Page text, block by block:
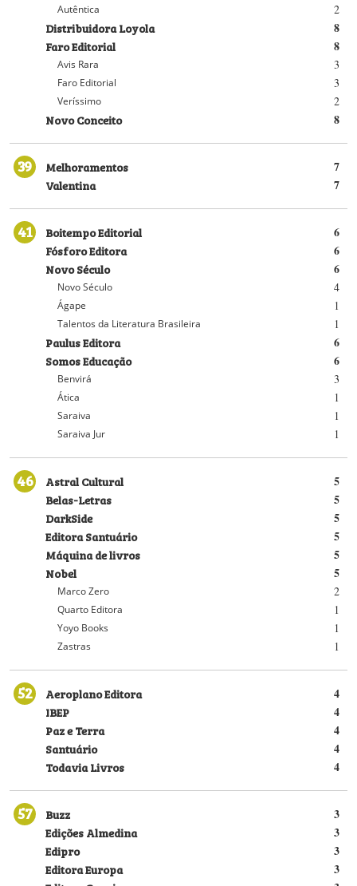
2
Autêntica
8
Distribuidora Loyola
8
Faro Editorial
3
Avis Rara
3
Faro Editorial
2
Veríssimo
8
Novo Conceito
39 7
Melhoramentos
7
Valentina
41 6
Boitempo Editorial
6
Fósforo Editora
6
Novo Século
4
Novo Século
1
Ágape
1
Talentos da Literatura Brasileira
6
Paulus Editora
6
Somos Educação
3
Benvirá
1
Ática
1
Saraiva
1
Saraiva Jur
46 5
Astral Cultural
5
Belas-Letras
5
DarkSide
5
Editora Santuário
5
Máquina de livros
5
Nobel
2
Marco Zero
1
Quarto Editora
1
Yoyo Books
1
Zastras
52 4
Aeroplano Editora
4
IBEP
4
Paz e Terra
4
Santuário
4
Todavia Livros
57 3
Buzz
3
Edições Almedina
3
Edipro
3
Editora Europa